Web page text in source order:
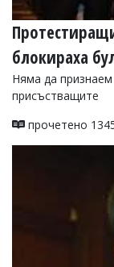
блокираха
Няма да
присъстващите
прочетено